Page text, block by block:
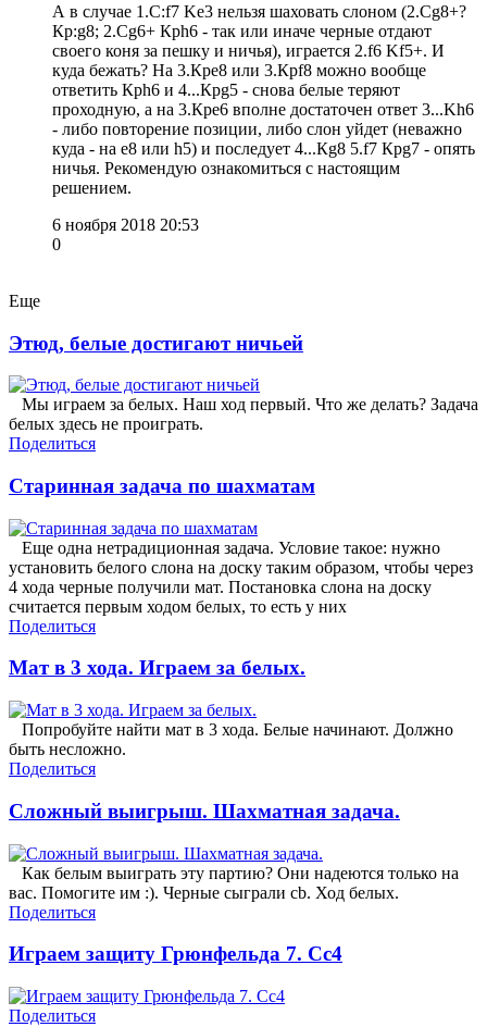
А в случае 1.С:f7 Ke3 нельзя шаховать слоном (2.Сg8+?
Кр:g8; 2.Cg6+ Крh6 - так или иначе черные отдают
своего коня за пешку и ничья), играется 2.f6 Kf5+. И
куда бежать? На 3.Крe8 или 3.Крf8 можно вообще
ответить Крh6 и 4...Крg5 - снова белые теряют
проходную, а на 3.Крe6 вполне достаточен ответ 3...Kh6
- либо повторение позиции, либо слон уйдет (неважно
куда - на e8 или h5) и последует 4...Кg8 5.f7 Крg7 - опять
ничья. Рекомендую ознакомиться с настоящим
решением.
6 ноября 2018 20:53
0
Еще
Этюд, белые достигают ничьей
Мы играем за белых. Наш ход первый. Что же делать? Задача
белых здесь не проиграть.
Поделиться
Старинная задача по шахматам
Еще одна нетрадиционная задача. Условие такое: нужно
установить белого слона на доску таким образом, чтобы через
4 хода черные получили мат. Постановка слона на доску
считается первым ходом белых, то есть у них
Поделиться
Мат в 3 хода. Играем за белых.
Попробуйте найти мат в 3 хода. Белые начинают. Должно
быть несложно.
Поделиться
Сложный выигрыш. Шахматная задача.
Как белым выиграть эту партию? Они надеются только на
вас. Помогите им :). Черные сыграли cb. Ход белых.
Поделиться
Играем защиту Грюнфельда 7. Сс4
Поделиться